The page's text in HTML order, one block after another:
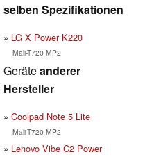
selben Spezifikationen
LG X Power K220
Mali-T720 MP2
Geräteanderer
Hersteller
Coolpad Note 5 Lite
Mali-T720 MP2
Lenovo Vibe C2 Power